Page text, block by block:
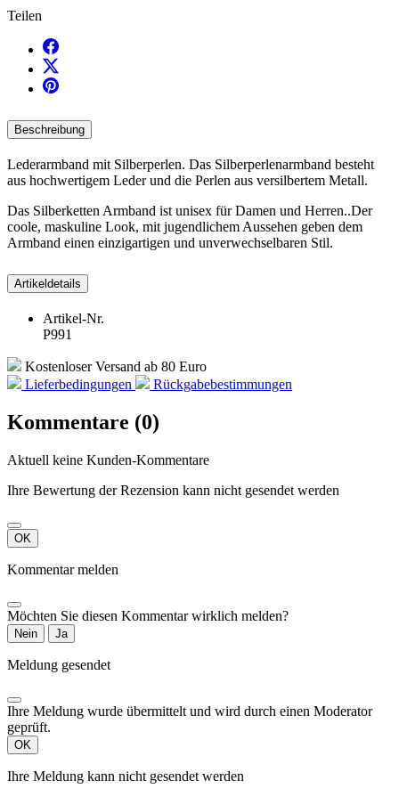
Teilen
Beschreibung
Lederarmband mit Silberperlen. Das Silberperlenarmband besteht
aus hochwertigem Leder und die Perlen aus versilbertem Metall.
Das Silberketten Armband ist unisex für Damen und Herren..Der
coole, maskuline Look, mit jugendlichem Aussehen geben dem
Armband einen einzigartigen und unverwechselbaren Stil.
Artikeldetails
Artikel-Nr.
P991
Kostenloser Versand ab 80 Euro
Lieferbedingungen
Rückgabebestimmungen
Kommentare (0)
Aktuell keine Kunden-Kommentare
Ihre Bewertung der Rezension kann nicht gesendet werden
OK
Kommentar melden
Möchten Sie diesen Kommentar wirklich melden?
Nein Ja
Meldung gesendet
Ihre Meldung wurde übermittelt und wird durch einen Moderator
geprüft.
OK
Ihre Meldung kann nicht gesendet werden